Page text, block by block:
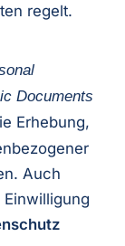
regelt.
Documents
Erhebung,
Auch
Einwilligung